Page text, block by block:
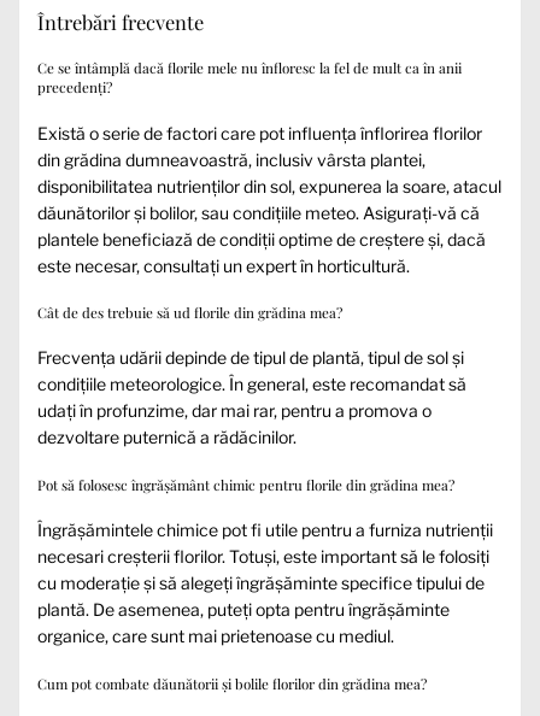
Întrebări frecvente
Ce se întâmplă dacă florile mele nu înfloresc la fel de mult ca în anii
precedenți?
Există o serie de factori care pot influența înflorirea florilor
din grădina dumneavoastră, inclusiv vârsta plantei,
disponibilitatea nutrienților din sol, expunerea la soare, atacul
dăunătorilor și bolilor, sau condițiile meteo. Asigurați-vă că
plantele beneficiază de condiții optime de creștere și, dacă
este necesar, consultați un expert în horticultură.
Cât de des trebuie să ud florile din grădina mea?
Frecvența udării depinde de tipul de plantă, tipul de sol și
condițiile meteorologice. În general, este recomandat să
udați în profunzime, dar mai rar, pentru a promova o
dezvoltare puternică a rădăcinilor.
Pot să folosesc îngrășământ chimic pentru florile din grădina mea?
Îngrășămintele chimice pot fi utile pentru a furniza nutrienții
necesari creșterii florilor. Totuși, este important să le folosiți
cu moderație și să alegeți îngrășăminte specifice tipului de
plantă. De asemenea, puteți opta pentru îngrășăminte
organice, care sunt mai prietenoase cu mediul.
Cum pot combate dăunătorii și bolile florilor din grădina mea?